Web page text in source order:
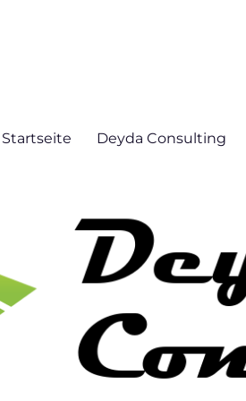
Startseite Deyda Consulting